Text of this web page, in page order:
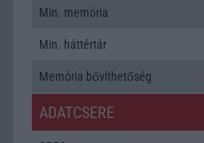
Min. memória
Min. háttértár
Memória bővíthetőség
ADATCSERE